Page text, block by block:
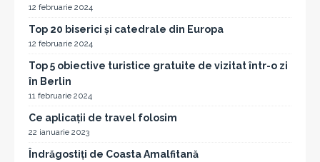
12 februarie 2024
Top 20 biserici și catedrale din Europa
12 februarie 2024
Top 5 obiective turistice gratuite de vizitat într-o zi
în Berlin
11 februarie 2024
Ce aplicații de travel folosim
22 ianuarie 2023
Îndrăgostiți de Coasta Amalfitană